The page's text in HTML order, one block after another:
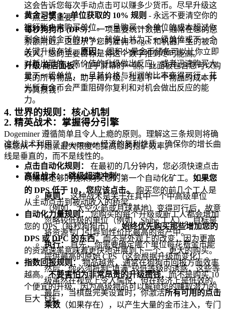
这会告诉您每次手动点击可以赚多少货币。尽早升级这
一点至关重要。
每秒狗狗币 (DPS)：一项重要统计数据，通常在您的总
余额附近。这显示了您的雇佣 Doges 和机器产生的被动
收入。您的主要目标是将这个数字推到尽可能高。
升级/商店面板：位于屏幕的一侧。此面板包含您可以购
买的所有物品、助手和升级。注意下一个物品的成本并
为其攒钱！
4. 世界的规则：核心机制
Dogeminer 遵循简单且令人上瘾的原则。理解这三条规则将确
保您从一开始就最大限度地提高您的挖矿效率。
点击自动化规则：
在最初的几分钟内，您必须快速点击
以赚取足够的钱来购买您的第一个自动化矿工。 如果您
的 DPS 低于 10，您应该点击。
购买您的前几个工人是
从主动点击到被动收入的桥梁。
自动化力量规则：您购买的每个升级或新工人都会增加
您的 DPS（每秒狗狗币）。始终优先购买那些增加您的
DPS 或 DPC 的东西，而不是外观上的改变，因为更高
的资源速率意味着更快地进展到下一个、更大的购买。
指数回报规则：物品越贵，通常在狗狗币回报方面效率
越高。不要害怕为非常昂贵的升级攒钱，而不是购买 10
个便宜的升级，因为高级物品可以解锁您的赚取潜力的
巨大飞跃。
黄金习惯 3：单位获取的 10% 规则 - 永远不要清空你的
银行账户来购买单位。一旦购买一个单位的成本超过你
剩余当前金币的10%，就停止并为下一级单位或下一个
关键升级存钱。原因：囤积少量金币储备可以让你立即
对新出现的、高价值的升级做出反应，或者迅速购买大
量下一级单位，一旦其价格与利润的比率变得可行。花
光所有金币会严重阻碍你复利和对机会做出反应的能
力。
2. 精英战术：掌握得分引擎
这些战术利用了Dogeminer经济的复利性质，确保你的增长曲
线是垂直的，而不是线性的。
高级战术：“跳级超速冲刺”
原则：
这种战术是关于在其中一个中高级单位
（例如，太空火箭或月球基地）变得可行后，故意
忽略较低级的单位（例如，Shibe 工人）。目标是
将资源专门引导到性价比最高的资产中。
执行：首先，你需要确定哪个单位每花费金币能
提供最高的原始 CPS（这会根据升级而变化）。
然后，你必须抵制“填满”较低等级的诱惑，这些等
级虽然在视觉上令人愉悦，但在经济上是低效的。
最后，当棋盘完美设置时，你激活所有可用的点击
乘数 （如果存在），以产生大量的金币注入，专门